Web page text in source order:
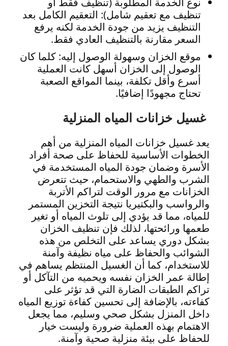
تنظيف مع تعقيم شامل): التعقيم الكامل بعد
التنظيف يزيد من جودة الخدمة لكنه يرفع
السعر مقارنة بالتنظيف العادي فقط.
موقع الخزان وسهولة الوصول إليه: كلما كان
الوصول إلى الخزان أسهل كانت العملية
أسرع وأقل تكلفة، بينما المواقع الصعبة
تحتاج مجهودًا إضافيًا.
غسيل خزانات المياه المنزلية
يعد غسيل خزانات المياه المنزلية من أهم
الخطوات الأساسية للحفاظ على صحة أفراد
الأسرة وضمان جودة المياه المستخدمة في
الشرب والطهي والاستحمام، حيث تتعرض
الخزانات مع مرور الوقت لتراكم الأتربة
والرواسب والبكتيريا نتيجة التخزين المستمر
للمياه، مما قد يؤدي إلى تلوث المياه أو تغير
طعمها ورائحتها، لذلك فإن تنظيف الخزان
بشكل دوري يساعد على التخلص من هذه
الشوائب والحفاظ على مياه نظيفة وآمنة
للاستخدام، كما أن الغسيل المنتظم يساهم في
إطالة عمر الخزان نفسه ويحميه من التآكل أو
تراكم الطبقات الضارة التي قد تؤثر على
كفاءته، بالإضافة إلى تحسين كفاءة توزيع المياه
داخل المنزل بشكل صحي وسليم، مما يجعل
الاهتمام بهذه العملية ضرورة وليست خيار
للحفاظ على بيئة منزلية صحية وآمنة.